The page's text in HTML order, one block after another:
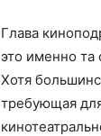
Глава
это именно та
Хотя
требующая